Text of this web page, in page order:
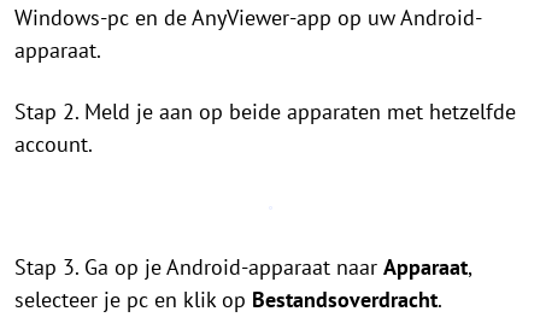
Windows-pc en de AnyViewer-app op uw Android-
apparaat.
Stap 2. Meld je aan op beide apparaten met hetzelfde
account.
Stap 3. Ga op je Android-apparaat naar Apparaat,
selecteer je pc en klik op Bestandsoverdracht.